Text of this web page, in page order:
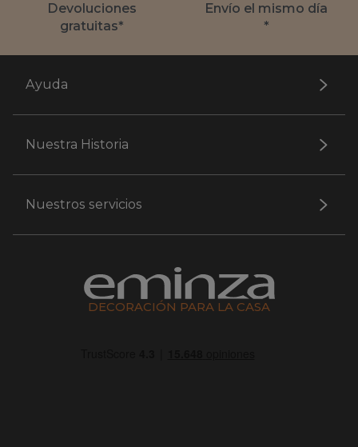
Devoluciones
gratuitas*
Envío el mismo día
*
Ayuda
Nuestra Historia
Nuestros servicios
DECORACIÓN PARA LA CASA